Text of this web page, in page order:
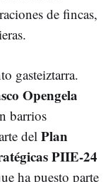
de fincas,
gasteiztarra.
Opengela
barrios
del Plan
PIIE-24
ha puesto parte